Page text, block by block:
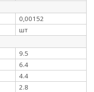
0,00152
шт
9.5
6.4
4.4
2.8